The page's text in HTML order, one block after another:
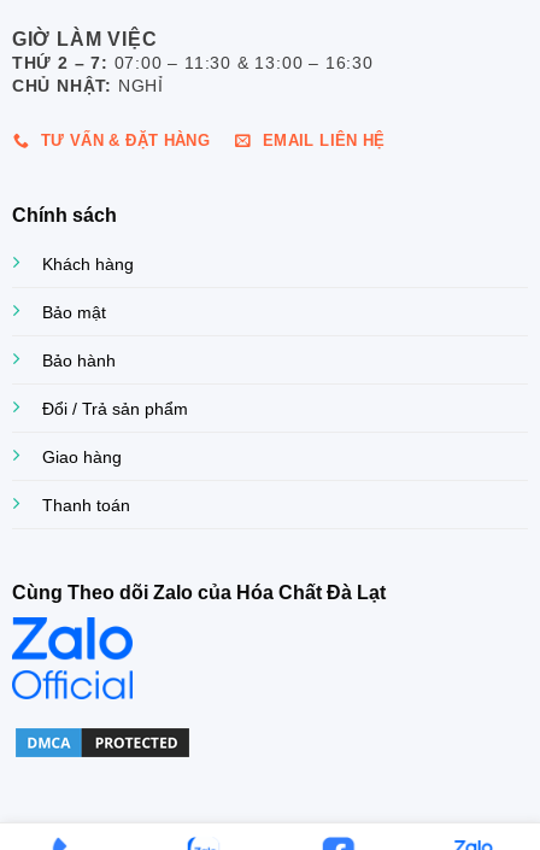
GIỜ LÀM VIỆC
THỨ 2 – 7: 07:00 – 11:30 & 13:00 – 16:30
CHỦ NHẬT: NGHỈ
TƯ VẤN & ĐẶT HÀNG EMAIL LIÊN HỆ
Chính sách
Khách hàng
Bảo mật
Bảo hành
Đổi / Trả sản phẩm
Giao hàng
Thanh toán
Cùng Theo dõi Zalo của Hóa Chất Đà Lạt